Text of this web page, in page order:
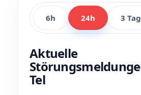
6h 24h 3
Aktuelle
Tel